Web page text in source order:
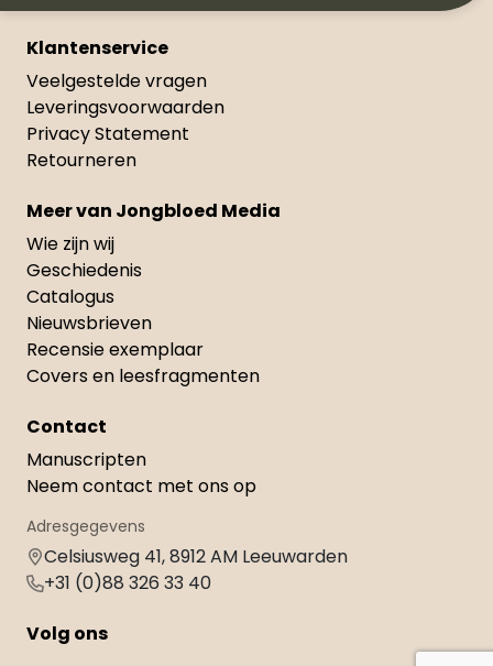
Klantenservice
Veelgestelde vragen
Leveringsvoorwaarden
Privacy Statement
Retourneren
Meer van Jongbloed Media
Wie zijn wij
Geschiedenis
Catalogus
Nieuwsbrieven
Recensie exemplaar
Covers en leesfragmenten
Contact
Manuscripten
Neem contact met ons op
Adresgegevens
Celsiusweg 41, 8912 AM Leeuwarden
+31 (0)88 326 33 40
Volg ons